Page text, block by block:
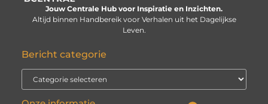
Jouw Centrale Hub voor Inspiratie en Inzichten.
Altijd binnen Handbereik voor Verhalen uit het Dagelijkse
Leven.
Bericht categorie